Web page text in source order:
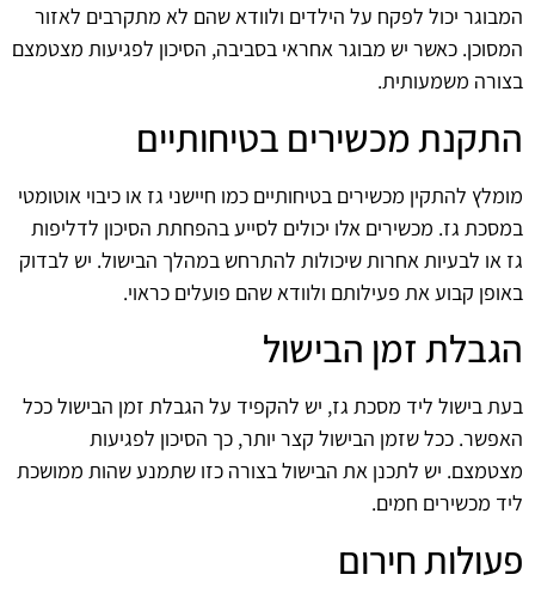
המבוגר יכול לפקח על הילדים ולוודא שהם לא מתקרבים לאזור
המסוכן. כאשר יש מבוגר אחראי בסביבה, הסיכון לפגיעות מצטמצם
בצורה משמעותית.
התקנת מכשירים בטיחותיים
מומלץ להתקין מכשירים בטיחותיים כמו חיישני גז או כיבוי אוטומטי
במסכת גז. מכשירים אלו יכולים לסייע בהפחתת הסיכון לדליפות
גז או לבעיות אחרות שיכולות להתרחש במהלך הבישול. יש לבדוק
באופן קבוע את פעילותם ולוודא שהם פועלים כראוי.
הגבלת זמן הבישול
בעת בישול ליד מסכת גז, יש להקפיד על הגבלת זמן הבישול ככל
האפשר. ככל שזמן הבישול קצר יותר, כך הסיכון לפגיעות
מצטמצם. יש לתכנן את הבישול בצורה כזו שתמנע שהות ממושכת
ליד מכשירים חמים.
פעולות חירום